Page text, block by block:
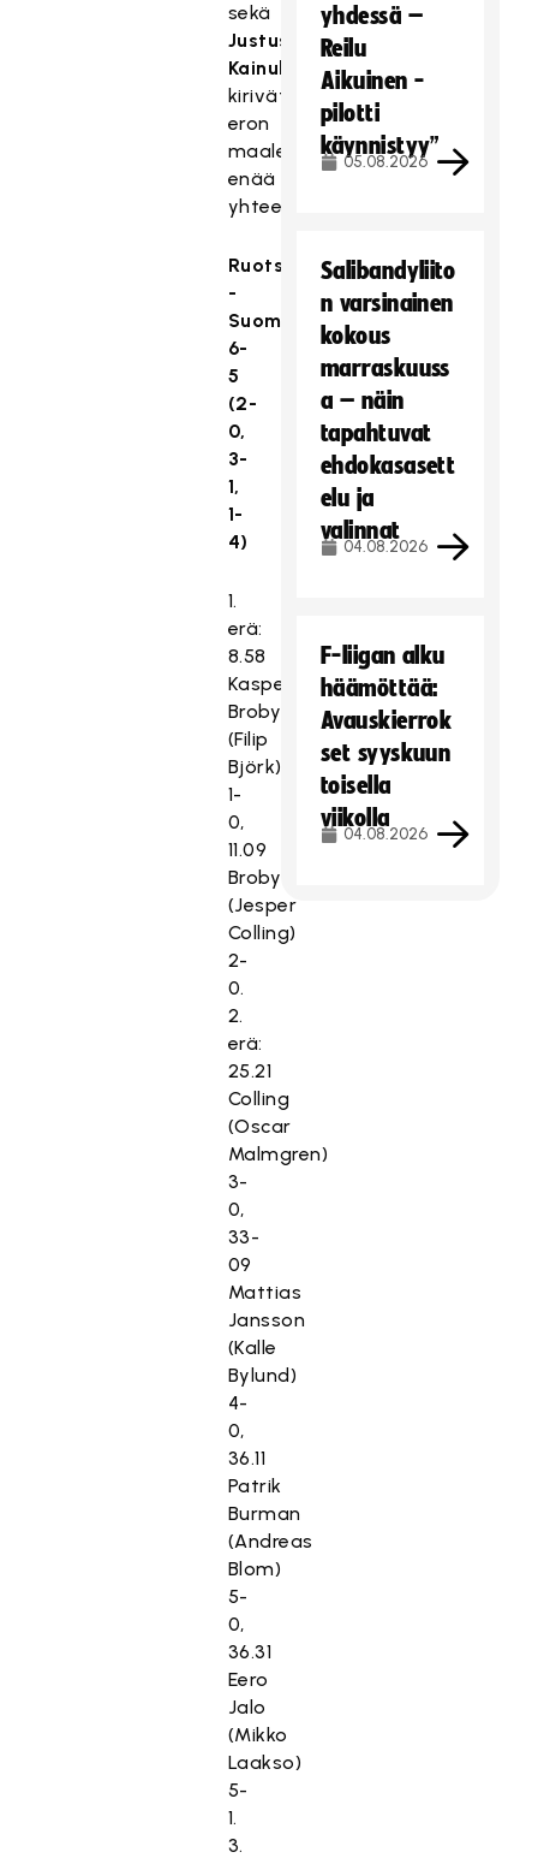
sekä
Justus
Kainulainen
kirivätkin
eron
maaleillaan
enää
yhteen.
Ruotsi
-
Suomi
6-
5
(2-
0,
3-
1,
1-
4)
1.
erä:
8.58
Kasper
Broby
(Filip
Björk)
1-
0,
11.09
Broby
(Jesper
Colling)
2-
0.
2.
erä:
25.21
Colling
(Oscar
Malmgren)
3-
0,
33-
09
Mattias
Jansson
(Kalle
Bylund)
4-
0,
36.11
Patrik
Burman
(Andreas
Blom)
5-
0,
36.31
Eero
Jalo
(Mikko
Laakso)
5-
1.
3.
yhdessä –
Reilu
Aikuinen -
pilotti
käynnistyy”
05.08.2026
Salibandyliito
n varsinainen
kokous
marraskuuss
a – näin
tapahtuvat
ehdokasasett
elu ja
valinnat
04.08.2026
F-liigan alku
häämöttää:
Avauskierrok
set syyskuun
toisella
viikolla
04.08.2026